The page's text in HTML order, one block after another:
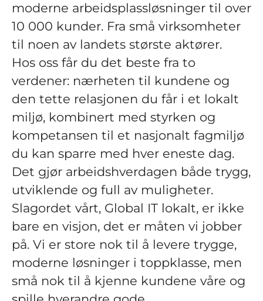
moderne arbeidsplassløsninger til over
10 000 kunder. Fra små virksomheter
til noen av landets største aktører.
Hos oss får du det beste fra to
verdener: nærheten til kundene og
den tette relasjonen du får i et lokalt
miljø, kombinert med styrken og
kompetansen til et nasjonalt fagmiljø
du kan sparre med hver eneste dag.
Det gjør arbeidshverdagen både trygg,
utviklende og full av muligheter.
Slagordet vårt, Global IT lokalt, er ikke
bare en visjon, det er måten vi jobber
på. Vi er store nok til å levere trygge,
moderne løsninger i toppklasse, men
små nok til å kjenne kundene våre og